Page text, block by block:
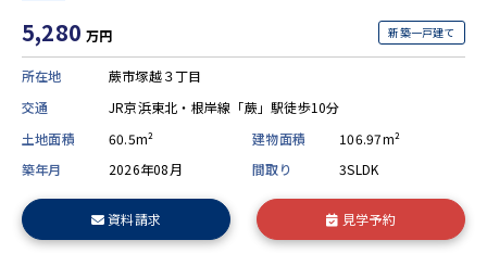
5,280 万円 新築一戸建て
所在地
蕨市塚越３丁目
交通
JR京浜東北・根岸線「蕨」駅徒歩10分
土地面積
60.5m² 建物面積
106.97m²
築年月
2026年08月 間取り 3SLDK
資料請求 見学予約